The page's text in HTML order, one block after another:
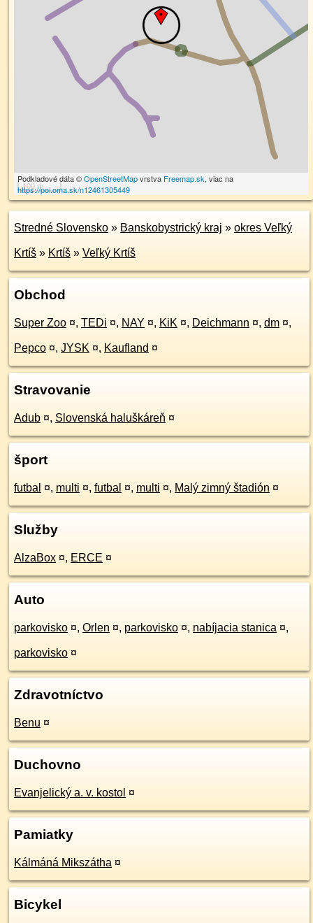
100 m
Podkladové dáta ©OpenStreetMapvrstva Freemap.sk, viac na
https://poi.oma.sk/n12461305449
Stredné Slovensko » Banskobystrický kraj » okres Veľký
Krtíš » Krtíš » Veľký Krtíš
Obchod
Super Zoo ¤, TEDi ¤, NAY ¤, KiK ¤, Deichmann ¤, dm ¤,
Pepco ¤, JYSK ¤, Kaufland ¤
Stravovanie
Adub ¤, Slovenská haluškáreň ¤
šport
futbal ¤, multi ¤, futbal ¤, multi ¤, Malý zimný štadión ¤
Služby
AlzaBox ¤, ERCE ¤
Auto
parkovisko ¤, Orlen ¤, parkovisko ¤, nabíjacia stanica ¤,
parkovisko ¤
Zdravotníctvo
Benu ¤
Duchovno
Evanjelický a. v. kostol ¤
Pamiatky
Kálmáná Mikszátha ¤
Bicykel